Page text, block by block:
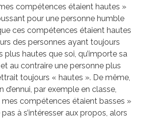
mes compétences étaient hautes »
pour une personne humble
ces compétences étaient hautes
des personnes ayant toujours
hautes que soi, qu’importe sa
au contraire une personne plus
toujours « hautes ». De même,
d’ennui, par exemple en classe,
mes compétences étaient basses »
pas à s’intéresser aux propos, alors